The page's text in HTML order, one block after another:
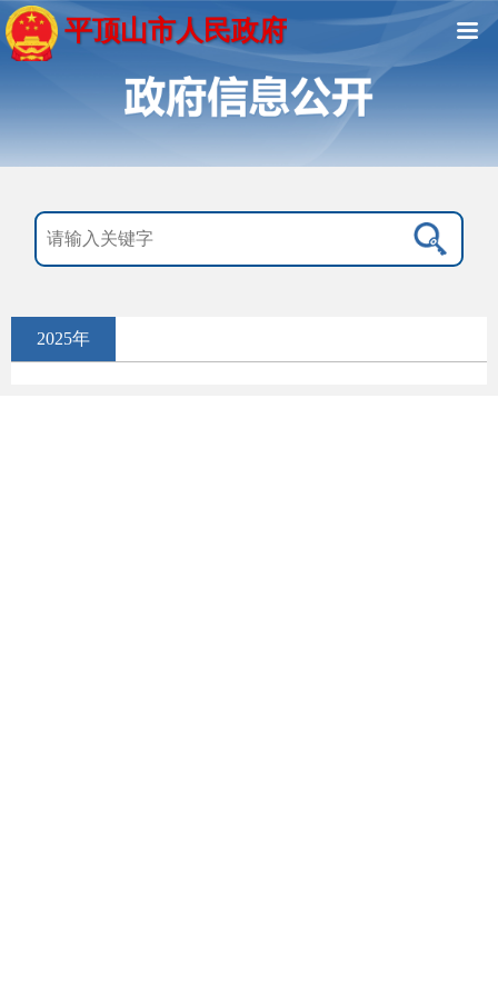
平顶山市人民政府
2025年